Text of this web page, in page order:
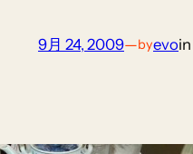
9月 24, 2009—byevoin